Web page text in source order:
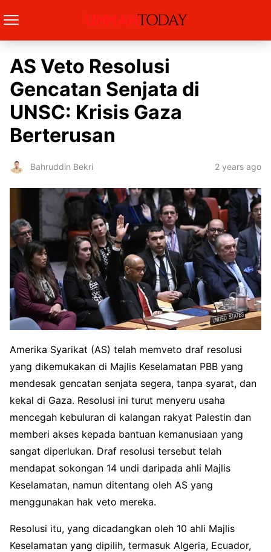
AS Veto Resolusi
Gencatan Senjata di
UNSC: Krisis Gaza
Berterusan
Bahruddin Bekri 2 years ago
Amerika Syarikat (AS) telah memveto draf resolusi
yang dikemukakan di Majlis Keselamatan PBB yang
mendesak gencatan senjata segera, tanpa syarat, dan
kekal di Gaza. Resolusi ini turut menyeru usaha
mencegah kebuluran di kalangan rakyat Palestin dan
memberi akses kepada bantuan kemanusiaan yang
sangat diperlukan. Draf resolusi tersebut telah
mendapat sokongan 14 undi daripada ahli Majlis
Keselamatan, namun ditentang oleh AS yang
menggunakan hak veto mereka.
Resolusi itu, yang dicadangkan oleh 10 ahli Majlis
Keselamatan yang dipilih, termasuk Algeria, Ecuador,